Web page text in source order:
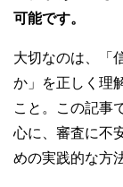
可能です。
大切なのは、「
か」を正しく理
こと。この記事
心に、審査に不
めの実践的な方